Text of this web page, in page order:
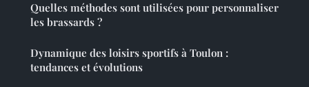
Quelles méthodes sont utilisées pour personnaliser
les brassards ?
Dynamique des loisirs sportifs à Toulon :
tendances et évolutions